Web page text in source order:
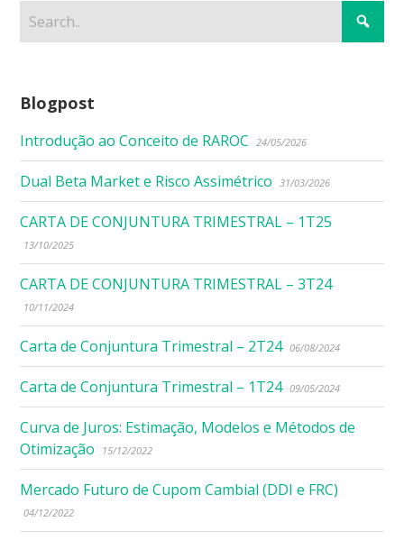
Blogpost
Introdução ao Conceito de RAROC 24/05/2026
Dual Beta Market e Risco Assimétrico 31/03/2026
CARTA DE CONJUNTURA TRIMESTRAL – 1T25
13/10/2025
CARTA DE CONJUNTURA TRIMESTRAL – 3T24
10/11/2024
Carta de Conjuntura Trimestral – 2T24 06/08/2024
Carta de Conjuntura Trimestral – 1T24 09/05/2024
Curva de Juros: Estimação, Modelos e Métodos de
Otimização
15/12/2022
Mercado Futuro de Cupom Cambial (DDI e FRC)
04/12/2022